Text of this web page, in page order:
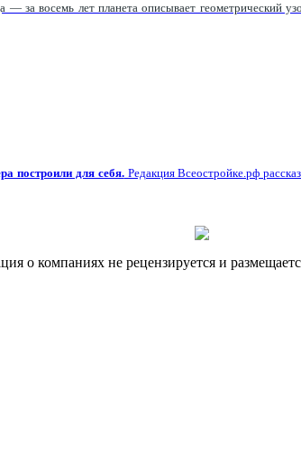
за восемь лет планета описывает геометрический
построили для себя.Редакция Всеостройке.рф
компаниях не рецензируется и